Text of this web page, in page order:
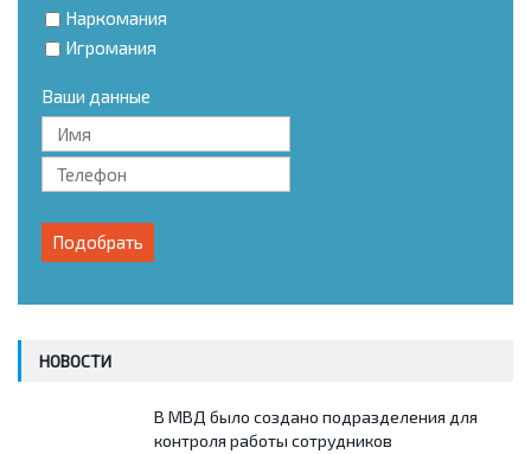
Наркомания
Игромания
Ваши данные
НОВОСТИ
В МВД было создано подразделения для
контроля работы сотрудников